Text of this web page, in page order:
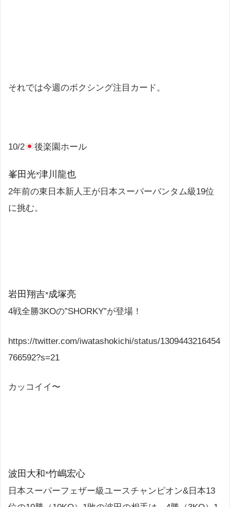
それでは今週のボクシング注目カード。
10/2 後楽園ホール
峯田光×津川龍也
2年前の東日本新人王が日本スーパーバンタム級19位
に挑む。
岩田翔吉×成塚亮
4戦全勝3KOの”SHORKY”が登場！
https://twitter.com/iwatashokichi/status/1309443216454
766592?s=21
カッコイイ〜
波田大和×竹嶋宏心
日本スーパーフェザー級ユースチャンピオン&日本13